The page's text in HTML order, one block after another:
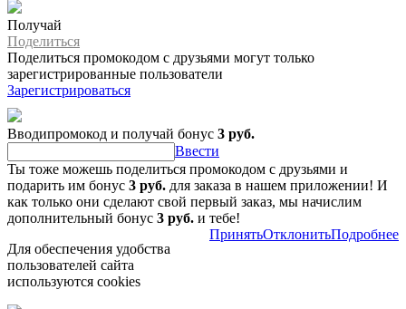
Получай
Поделиться
Поделиться промокодом с друзьями могут только
зарегистрированные пользователи
Зарегистрироваться
Вводипромокод и получай бонус 3 руб.
Ввести
Ты тоже можешь поделиться промокодом с друзьями и
подарить им бонус 3 руб. для заказа в нашем приложении! И
как только они сделают свой первый заказ, мы начислим
дополнительный бонус 3 руб. и тебе!
Для обеспечения удобства
пользователей сайта
используются cookies
ПринятьОтклонитьПодробнее